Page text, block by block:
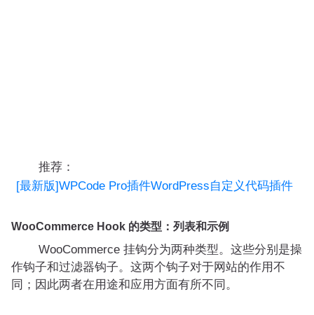
推荐：
[最新版]WPCode Pro插件WordPress自定义代码插件
WooCommerce Hook 的类型：列表和示例
WooCommerce 挂钩分为两种类型。这些分别是操
作钩子和过滤器钩子。这两个钩子对于网站的作用不
同；因此两者在用途和应用方面有所不同。